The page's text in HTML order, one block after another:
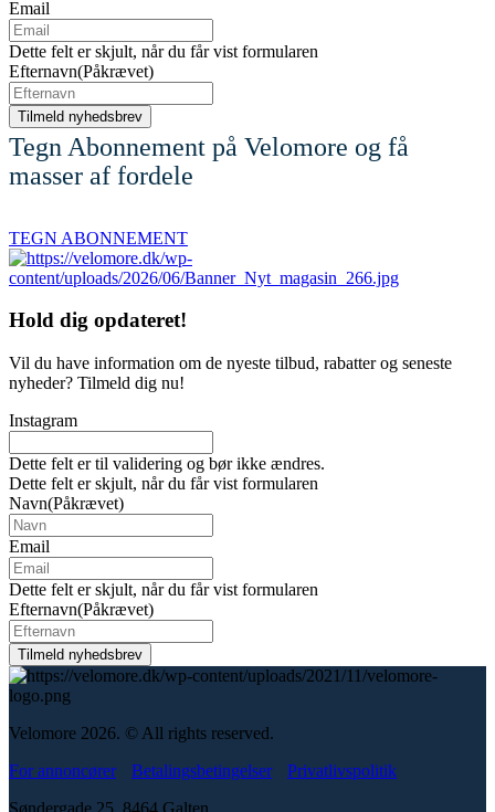
Email
Dette felt er skjult, når du får vist formularen
Efternavn(Påkrævet)
Tegn Abonnement på Velomore og få
masser af fordele
TEGN ABONNEMENT
Hold dig opdateret!
Vil du have information om de nyeste tilbud, rabatter og seneste
nyheder? Tilmeld dig nu!
Instagram
Dette felt er til validering og bør ikke ændres.
Dette felt er skjult, når du får vist formularen
Navn(Påkrævet)
Email
Dette felt er skjult, når du får vist formularen
Efternavn(Påkrævet)
Velomore 2026. © All rights reserved.
For annoncører
Betalingsbetingelser
Privatlivspolitik
Søndergade 25, 8464 Galten